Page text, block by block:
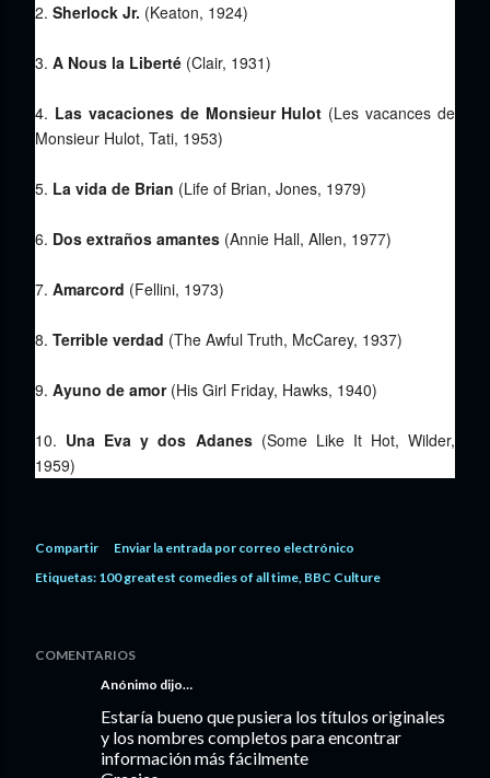
2. Sherlock Jr. (Keaton, 1924)
3. A Nous la Liberté (Clair, 1931)
4. Las vacaciones de Monsieur Hulot (Les vacances de
Monsieur Hulot, Tati, 1953)
5. La vida de Brian (Life of Brian, Jones, 1979)
6. Dos extraños amantes (Annie Hall, Allen, 1977)
7. Amarcord (Fellini, 1973)
8. Terrible verdad (The Awful Truth, McCarey, 1937)
9. Ayuno de amor (His Girl Friday, Hawks, 1940)
10. Una Eva y dos Adanes(Some Like It Hot, Wilder,
1959)
Compartir
Enviar la entrada por correo electrónico
Etiquetas: 100 greatest comedies of all time BBC Culture
COMENTARIOS
Anónimo dijo…
Estaría bueno que pusiera los títulos originales
y los nombres completos para encontrar
información más fácilmente